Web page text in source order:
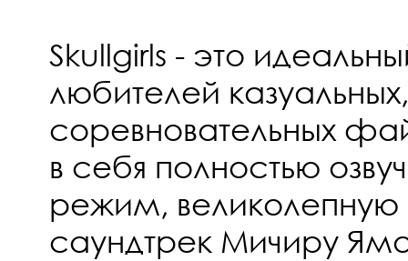
Skullgirls - это
любителей
соревновательных
в себя полностью
режим,
саундтрек Мичиру